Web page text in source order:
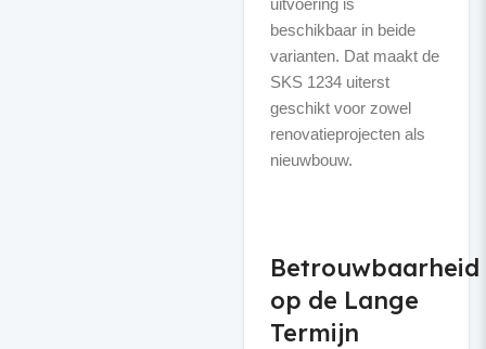
uitvoering is
beschikbaar in beide
varianten. Dat maakt de
SKS 1234 uiterst
geschikt voor zowel
renovatieprojecten als
nieuwbouw.
Betrouwbaarheid
op de Lange
Termijn